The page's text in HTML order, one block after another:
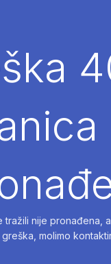
tražili nije pronađena,
molimo